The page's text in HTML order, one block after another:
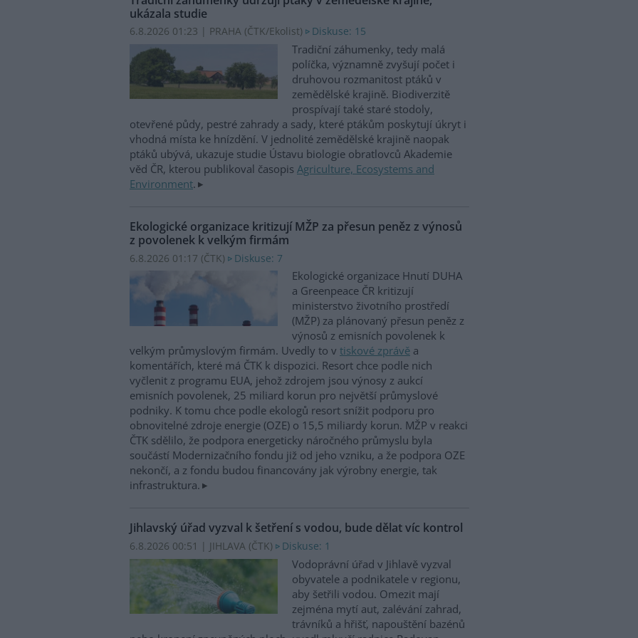
ukázala studie
6.8.2026 01:23 | PRAHA (ČTK/Ekolist) Diskuse: 15
Tradiční záhumenky, tedy malá
políčka, významně zvyšují počet i
druhovou rozmanitost ptáků v
zemědělské krajině. Biodiverzitě
prospívají také staré stodoly,
otevřené půdy, pestré zahrady a sady, které ptákům poskytují úkryt i
vhodná místa ke hnízdění. V jednolité zemědělské krajině naopak
ptáků ubývá, ukazuje studie Ústavu biologie obratlovců Akademie
věd ČR, kterou publikoval časopis Agriculture, Ecosystems and
Environment.
Ekologické organizace kritizují MŽP za přesun peněz z výnosů
z povolenek k velkým firmám
6.8.2026 01:17 (ČTK) Diskuse: 7
Ekologické organizace Hnutí DUHA
a Greenpeace ČR kritizují
ministerstvo životního prostředí
(MŽP) za plánovaný přesun peněz z
výnosů z emisních povolenek k
velkým průmyslovým firmám. Uvedly to v tiskové zprávě a
komentářích, které má ČTK k dispozici. Resort chce podle nich
vyčlenit z programu EUA, jehož zdrojem jsou výnosy z aukcí
emisních povolenek, 25 miliard korun pro největší průmyslové
podniky. K tomu chce podle ekologů resort snížit podporu pro
obnovitelné zdroje energie (OZE) o 15,5 miliardy korun. MŽP v reakci
ČTK sdělilo, že podpora energeticky náročného průmyslu byla
součástí Modernizačního fondu již od jeho vzniku, a že podpora OZE
nekončí, a z fondu budou financovány jak výrobny energie, tak
infrastruktura.
Jihlavský úřad vyzval k šetření s vodou, bude dělat víc kontrol
6.8.2026 00:51 | JIHLAVA (ČTK) Diskuse: 1
Vodoprávní úřad v Jihlavě vyzval
obyvatele a podnikatele v regionu,
aby šetřili vodou. Omezit mají
zejména mytí aut, zalévání zahrad,
trávníků a hřišť, napouštění bazénů